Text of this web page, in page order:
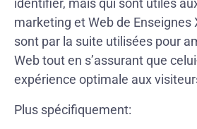
identifier, mais qui sont utiles
marketing et Web de Enseignes
sont par la suite utilisées pour
Web tout en s’assurant que
expérience optimale aux
Plus spécifiquement: